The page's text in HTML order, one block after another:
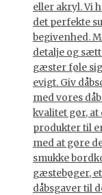
eller akryl. Vi
det perfekte
begivenhed.
detalje og
gæster føle
evigt. Giv
med vores
kvalitet gør, at
produkter til
med at gøre
smukke
gæstebøger,
dåbsgaver til